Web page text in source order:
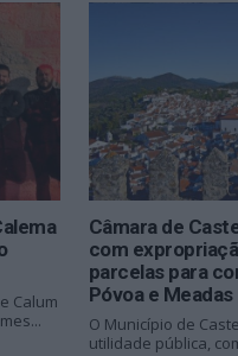
Calum
Câmara de
com
parcelas para
Póvoa e Meadas
O Município de
utilidade pública,